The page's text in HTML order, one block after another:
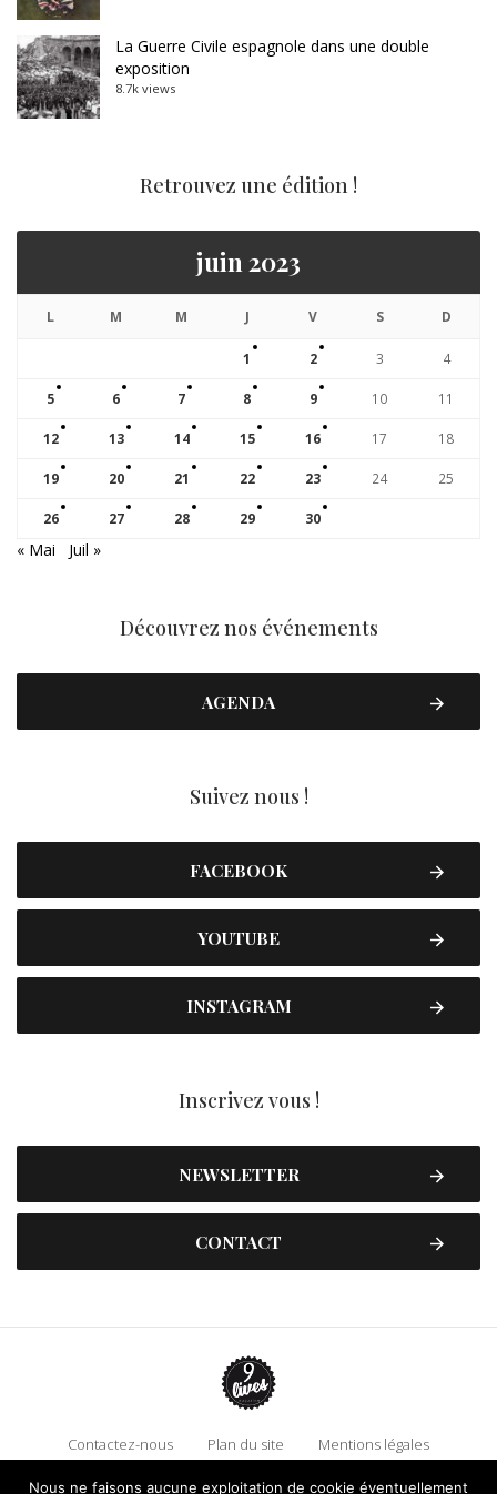
La Guerre Civile espagnole dans une double
exposition
8.7k views
Retrouvez une édition !
juin 2023
L M M J V S D
1 2 3 4
5 6 7 8 9 10 11
12 13 14 15 16 17 18
19 20 21 22 23 24 25
26 27 28 29 30
« Mai Juil »
Découvrez nos événements
AGENDA
Suivez nous !
FACEBOOK
YOUTUBE
INSTAGRAM
Inscrivez vous !
NEWSLETTER
CONTACT
Contactez-nous Plan du site
Mentions légales
Politique de confidentialité
Adhérez à 9 Lives
Nous ne faisons aucune exploitation de cookie éventuellement